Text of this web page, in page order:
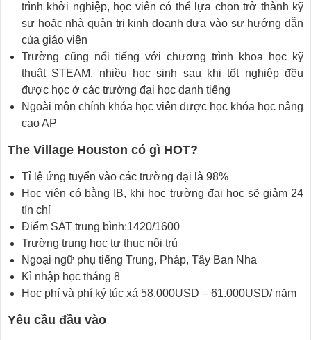
trình khởi nghiệp, học viên có thể lựa chọn trở thành kỹ
sư hoặc nhà quản trị kinh doanh dựa vào sự hướng dẫn
của giáo viên
Trường cũng nổi tiếng với chương trình khoa học kỹ
thuật STEAM, nhiều học sinh sau khi tốt nghiệp đều
được học ở các trường đại học danh tiếng
Ngoài môn chính khóa học viên được học khóa học nâng
cao AP
The Village Houston có gì HOT?
Tỉ lệ ứng tuyển vào các trường đại là 98%
Học viên có bằng IB, khi học trường đại học sẽ giảm 24
tín chỉ
Điểm SAT trung bình:1420/1600
Trường trung học tư thục nội trú
Ngoại ngữ phụ tiếng Trung, Pháp, Tây Ban Nha
Kì nhập học tháng 8
Học phí và phí ký túc xá 58.000USD – 61.000USD/ năm
Yêu cầu đầu vào